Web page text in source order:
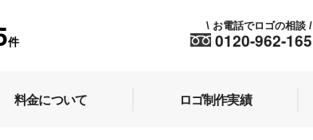
件 0120-962-165
\ お電話でロゴの相談 /
料金について ロゴ制作実績